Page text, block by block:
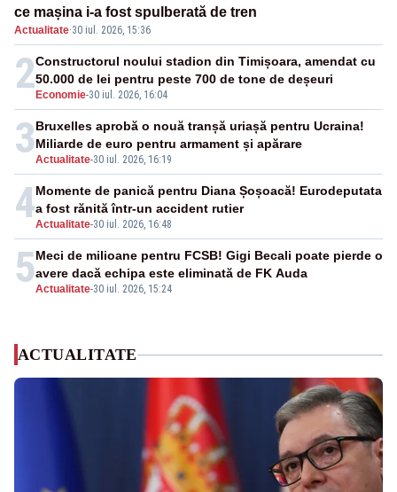
ce mașina i-a fost spulberată de tren
Actualitate·30 iul. 2026, 15:36
2 Economie-30 iul. 2026, 16:04
Constructorul noului stadion din Timișoara, amendat cu
50.000 de lei pentru peste 700 de tone de deșeuri
3Actualitate-30 iul. 2026, 16:19
Bruxelles aprobă o nouă tranșă uriașă pentru Ucraina!
Miliarde de euro pentru armament și apărare
4Actualitate-30 iul. 2026, 16:48
Momente de panică pentru Diana Șoșoacă! Eurodeputata
a fost rănită într-un accident rutier
5Actualitate-30 iul. 2026, 15:24
Meci de milioane pentru FCSB! Gigi Becali poate pierde o
avere dacă echipa este eliminată de FK Auda
ACTUALITATE